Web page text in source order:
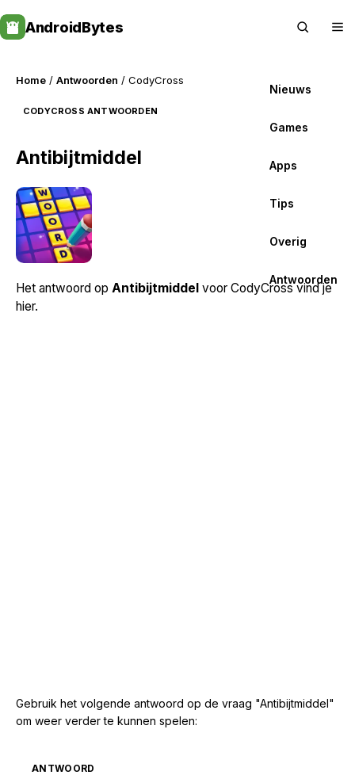
to
content
AndroidBytes
Nieuws
Games
Apps
Tips
Overig
Antwoorden
Home / Antwoorden / CodyCross
CODYCROSS ANTWOORDEN
Antibijtmiddel
Het antwoord op Antibijtmiddel voor CodyCross vind je
hier.
Gebruik het volgende antwoord op de vraag "Antibijtmiddel"
om weer verder te kunnen spelen:
ANTWOORD